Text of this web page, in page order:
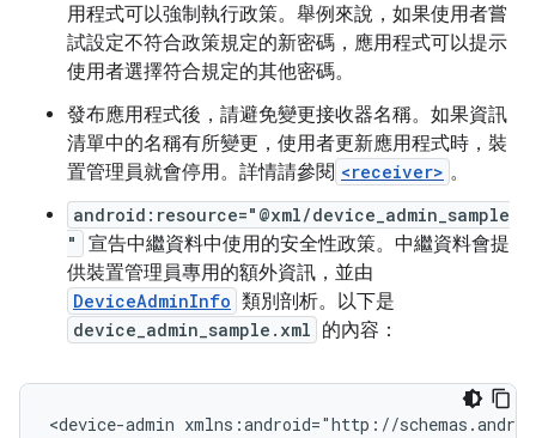
用程式可以強制執行政策。舉例來說，如果使用者嘗
試設定不符合政策規定的新密碼，應用程式可以提示
使用者選擇符合規定的其他密碼。
發布應用程式後，請避免變更接收器名稱。如果資訊
清單中的名稱有所變更，使用者更新應用程式時，裝
置管理員就會停用。詳情請參閱 <receiver> 。
android:resource="@xml/device_admin_sample
"
宣告中繼資料中使用的安全性政策。中繼資料會提
供裝置管理員專用的額外資訊，並由
DeviceAdminInfo 類別剖析。以下是
device_admin_sample.xml 的內容：
<device-admin